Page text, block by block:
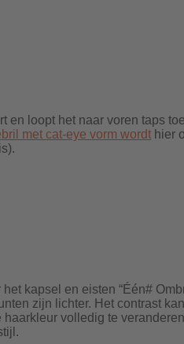
en loopt het naar voren taps
met cat-eye vorm wordt hier
kapsel en eisten “Één#
zijn lichter. Het contrast
volledig te